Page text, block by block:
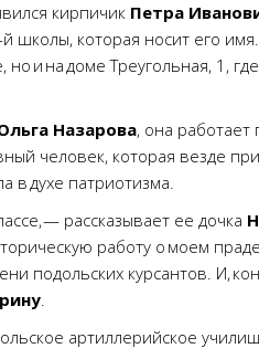
кирпичик Петра
школы, которая носит его
и на доме Треугольная, 1,
Назарова, она
человек, которая везде
в духе патриотизма.
— рассказывает ее дочка
работу о моем
подольских курсантов. И,
.
артиллерийское